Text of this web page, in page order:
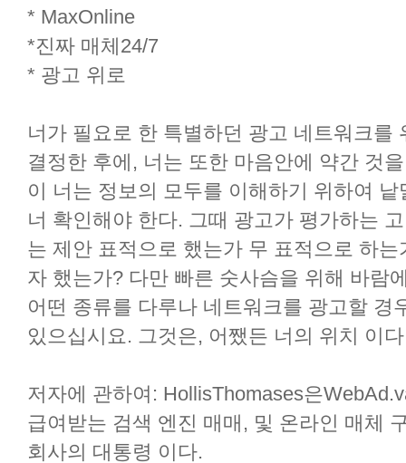
* MaxOnline
*진짜 매체24/7
* 광고 위로
너가 필요로 한 특별하던 광고 네트워크를
결정한 후에, 너는 또한 마음안에 약간 것
이 너는 정보의 모두를 이해하기 위하여
너 확인해야 한다. 그때 광고가 평가하는
는 제안 표적으로 했는가 무 표적으로 하
자 했는가? 다만 빠른 숫사슴을 위해 바람
어떤 종류를 다루나 네트워크를 광고할 경
있으십시요. 그것은, 어쨌든 너의 위치 이
저자에 관하여: HollisThomases은
급여받는 검색 엔진 매매, 및 온라인 매체
회사의 대통령 이다.